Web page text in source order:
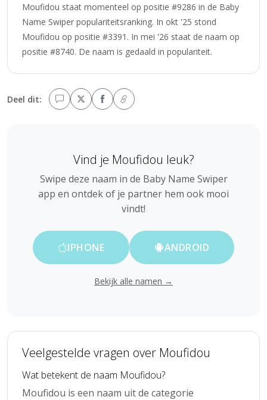
Moufidou staat momenteel op positie #9286 in de Baby
Name Swiper populariteitsranking. In okt '25 stond
Moufidou op positie #3391. In mei '26 staat de naam op
positie #8740. De naam is gedaald in populariteit.
Deel dit:
Vind je Moufidou leuk?
Swipe deze naam in de Baby Name Swiper
app en ontdek of je partner hem ook mooi
vindt!
IPHONE ANDROID
Bekijk alle namen →
Veelgestelde vragen over Moufidou
Wat betekent de naam Moufidou?
Moufidou is een naam uit de categorie